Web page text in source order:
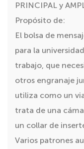
PRINCIPAL y
Propósito de:
El bolsa de
para la
trabajo, que
otros engranaje
utiliza como un
trata de una
un collar de
Varios patrones